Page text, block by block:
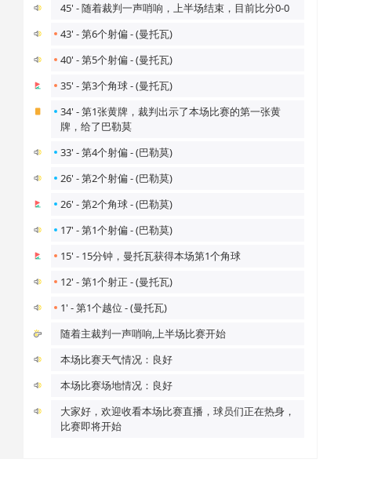
45' - 随着裁判一声哨响，上半场结束，目前比分0-0
43' - 第6个射偏 - (曼托瓦)
40' - 第5个射偏 - (曼托瓦)
35' - 第3个角球 - (曼托瓦)
34' - 第1张黄牌，裁判出示了本场比赛的第一张黄
牌，给了巴勒莫
33' - 第4个射偏 - (巴勒莫)
26' - 第2个射偏 - (巴勒莫)
26' - 第2个角球 - (巴勒莫)
17' - 第1个射偏 - (巴勒莫)
15' - 15分钟，曼托瓦获得本场第1个角球
12' - 第1个射正 - (曼托瓦)
1' - 第1个越位 - (曼托瓦)
随着主裁判一声哨响,上半场比赛开始
本场比赛天气情况：良好
本场比赛场地情况：良好
大家好，欢迎收看本场比赛直播，球员们正在热身，
比赛即将开始